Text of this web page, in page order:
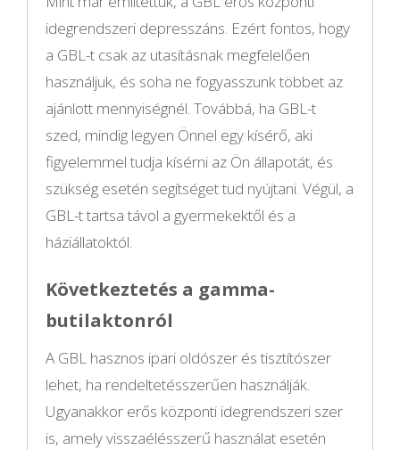
idegrendszeri depresszáns. Ezért fontos, hogy
a GBL-t csak az utasításnak megfelelően
használjuk, és soha ne fogyasszunk többet az
ajánlott mennyiségnél. Továbbá, ha GBL-t
szed, mindig legyen Önnel egy kísérő, aki
figyelemmel tudja kísérni az Ön állapotát, és
szükség esetén segítséget tud nyújtani. Végül, a
GBL-t tartsa távol a gyermekektől és a
háziállatoktól.
Következtetés a gamma-
butilaktonról
A GBL hasznos ipari oldószer és tisztítószer
lehet, ha rendeltetésszerűen használják.
Ugyanakkor erős központi idegrendszeri szer
is, amely visszaélésszerű használat esetén